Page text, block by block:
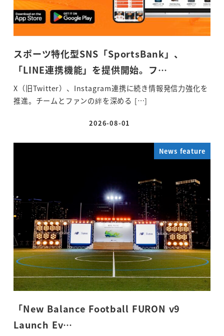
スポーツ特化型SNS「SportsBank」、
「LINE連携機能」を提供開始。フ…
X（旧Twitter）、Instagram連携に続き情報発信力強化を
推進。チームとファンの絆を深める […]
投稿日
2026-08-01
News feature
「New Balance Football FURON v9
Launch Ev…